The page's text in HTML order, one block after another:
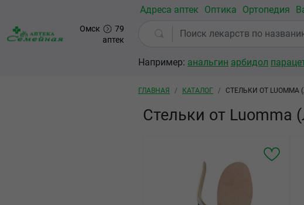
Перейти к основному содержанию
Омск
79
аптек
Адреса аптек Оптика Ортопедия
Например: анальгин арбидол
Строка навигации
ГЛАВНАЯ КАТАЛОГ СТЕЛЬКИ ОТ
Стельки от Luomma